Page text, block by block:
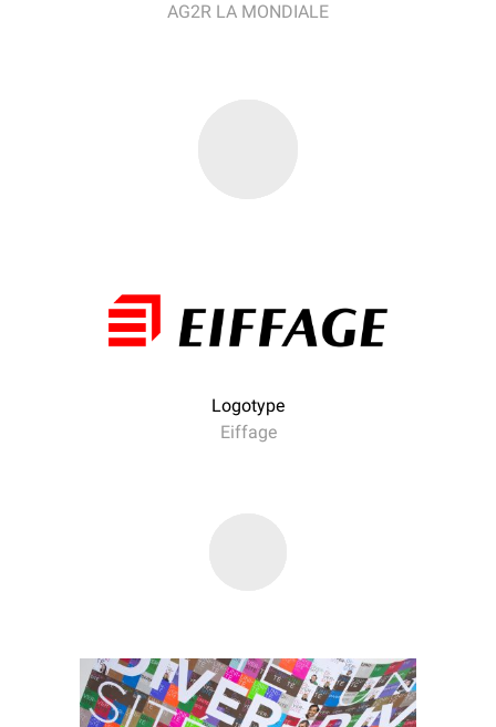
AG2R LA MONDIALE
Logotype
Eiffage